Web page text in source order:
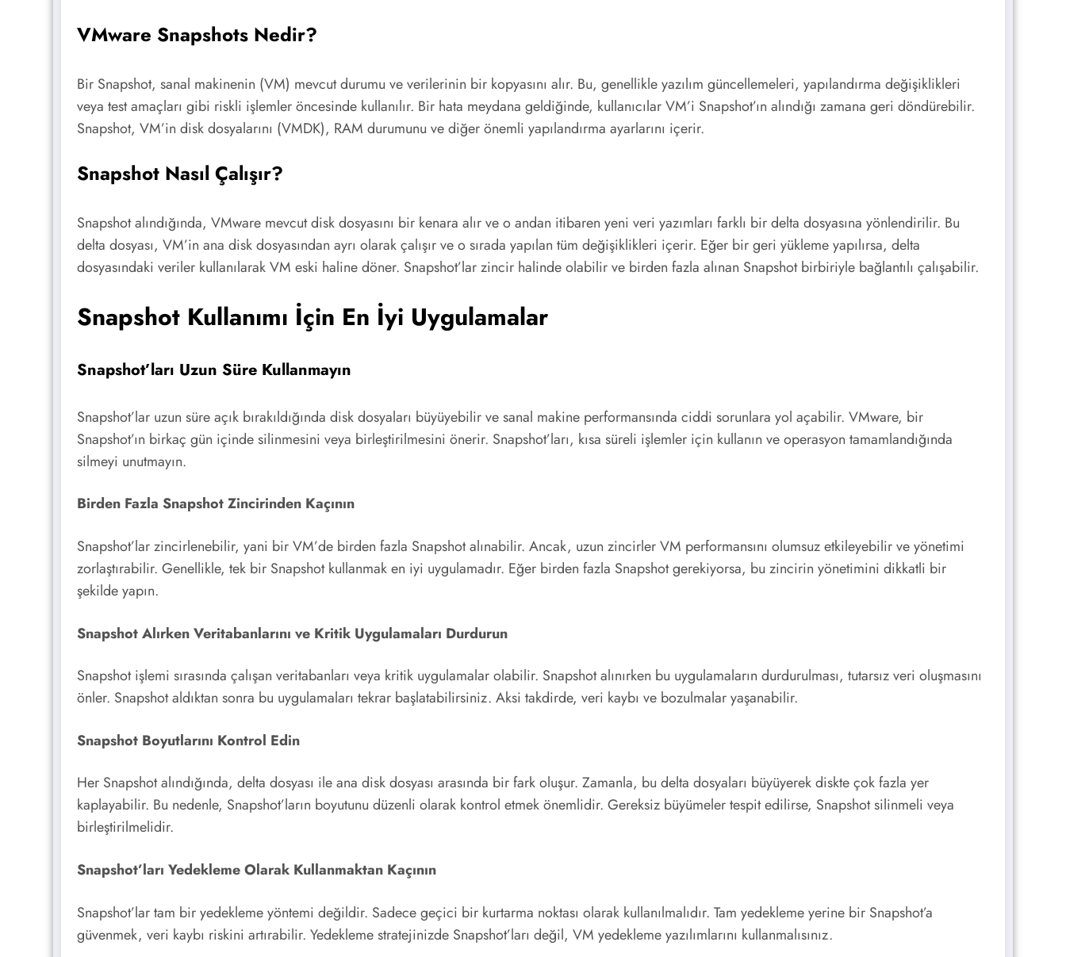
VMware Snapshots Nedir?
Bir Snapshot, sanal makinenin (VM) mevcut durumu ve verilerinin bir kopyasını alır. Bu, genellikle yazılım güncellemeleri, yapılandırma değişiklikleri
veya test amaçları gibi riskli işlemler öncesinde kullanılır. Bir hata meydana geldiğinde, kullanıcılar VM’i Snapshot’ın alındığı zamana geri döndürebilir.
Snapshot, VM’in disk dosyalarını (VMDK), RAM durumunu ve diğer önemli yapılandırma ayarlarını içerir.
Snapshot Nasıl Çalışır?
Snapshot alındığında, VMware mevcut disk dosyasını bir kenara alır ve o andan itibaren yeni veri yazımları farklı bir delta dosyasına yönlendirilir. Bu
delta dosyası, VM’in ana disk dosyasından ayrı olarak çalışır ve o sırada yapılan tüm değişiklikleri içerir. Eğer bir geri yükleme yapılırsa, delta
dosyasındaki veriler kullanılarak VM eski haline döner. Snapshot’lar zincir halinde olabilir ve birden fazla alınan Snapshot birbiriyle bağlantılı çalışabilir.
Snapshot Kullanımı İçin En İyi Uygulamalar
Snapshot’ları Uzun Süre Kullanmayın
Snapshot’lar uzun süre açık bırakıldığında disk dosyaları büyüyebilir ve sanal makine performansında ciddi sorunlara yol açabilir. VMware, bir
Snapshot’ın birkaç gün içinde silinmesini veya birleştirilmesini önerir. Snapshot’ları, kısa süreli işlemler için kullanın ve operasyon tamamlandığında
silmeyi unutmayın.
Birden Fazla Snapshot Zincirinden Kaçının
Snapshot’lar zincirlenebilir, yani bir VM’de birden fazla Snapshot alınabilir. Ancak, uzun zincirler VM performansını olumsuz etkileyebilir ve yönetimi
zorlaştırabilir. Genellikle, tek bir Snapshot kullanmak en iyi uygulamadır. Eğer birden fazla Snapshot gerekiyorsa, bu zincirin yönetimini dikkatli bir
şekilde yapın.
Snapshot Alırken Veritabanlarını ve Kritik Uygulamaları Durdurun
Snapshot işlemi sırasında çalışan veritabanları veya kritik uygulamalar olabilir. Snapshot alınırken bu uygulamaların durdurulması, tutarsız veri oluşmasını
önler. Snapshot aldıktan sonra bu uygulamaları tekrar başlatabilirsiniz. Aksi takdirde, veri kaybı ve bozulmalar yaşanabilir.
Snapshot Boyutlarını Kontrol Edin
Her Snapshot alındığında, delta dosyası ile ana disk dosyası arasında bir fark oluşur. Zamanla, bu delta dosyaları büyüyerek diskte çok fazla yer
kaplayabilir. Bu nedenle, Snapshot’ların boyutunu düzenli olarak kontrol etmek önemlidir. Gereksiz büyümeler tespit edilirse, Snapshot silinmeli veya
birleştirilmelidir.
Snapshot’ları Yedekleme Olarak Kullanmaktan Kaçının
Snapshot’lar tam bir yedekleme yöntemi değildir. Sadece geçici bir kurtarma noktası olarak kullanılmalıdır. Tam yedekleme yerine bir Snapshot’a
güvenmek, veri kaybı riskini artırabilir. Yedekleme stratejinizde Snapshot’ları değil, VM yedekleme yazılımlarını kullanmalısınız.